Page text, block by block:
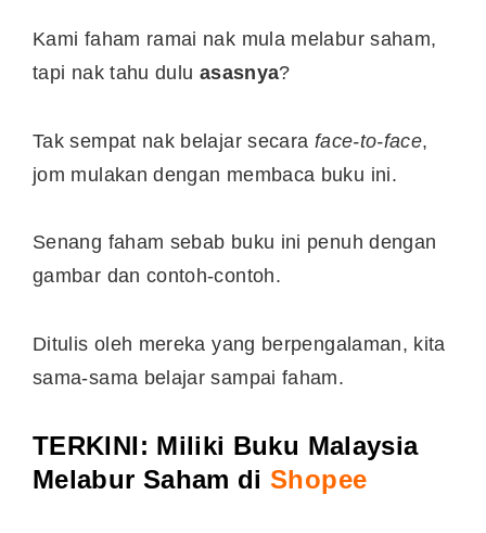
Kami faham ramai nak mula melabur saham,
tapi nak tahu dulu asasnya?
Tak sempat nak belajar secara face-to-face,
jom mulakan dengan membaca buku ini.
Senang faham sebab buku ini penuh dengan
gambar dan contoh-contoh.
Ditulis oleh mereka yang berpengalaman, kita
sama-sama belajar sampai faham.
TERKINI: Miliki Buku Malaysia
Melabur Saham diShopee